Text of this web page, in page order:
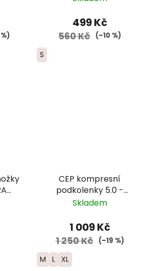
499 Kč
560 Kč (–10 %)
S
CEP kompresní
podkolenky 5.0 -
pánské - tmavě
Skladem
1 009 Kč
1 250 Kč (–19 %)
M L XL